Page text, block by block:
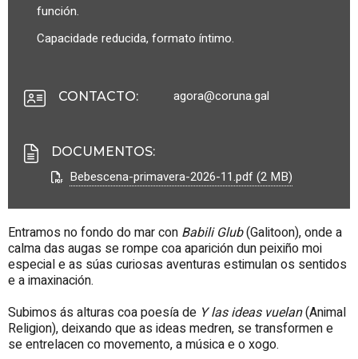
función.
Capacidade reducida, formato íntimo.
CONTACTO: agora@coruna.gal
DOCUMENTOS:
Bebescena-primavera-2026-11.pdf (2 MB)
Entramos no fondo do mar con Babili Glub(Galitoon), onde a
calma das augas se rompe coa aparición dun peixiño moi
especial e as súas curiosas aventuras estimulan os sentidos
e a imaxinación.
Subimos ás alturas coa poesía de Y las ideas vuelan(Animal
Religion), deixando que as ideas medren, se transformen e
se entrelacen co movemento, a música e o xogo.